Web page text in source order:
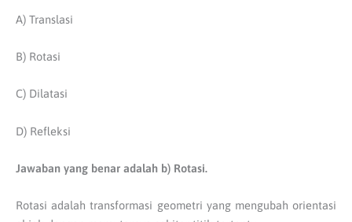
A) Translasi
B) Rotasi
C) Dilatasi
D) Refleksi
Jawaban yang benar adalah b) Rotasi.
Rotasi adalah transformasi geometri yang mengubah orientasi